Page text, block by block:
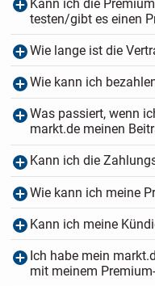
Kann ich die
testen/gibt es einen
Wie lange ist die
Wie kann ich
Was passiert, wenn
markt.de meinen
Kann ich die
Wie kann ich meine
Kann ich meine
Ich habe mein
mit meinem